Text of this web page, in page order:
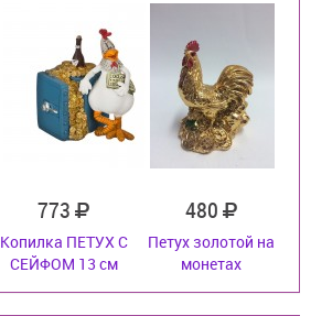
773
Копилка ПЕТУХ С
СЕЙФОМ 13 см
480
Петух золотой на
монетах